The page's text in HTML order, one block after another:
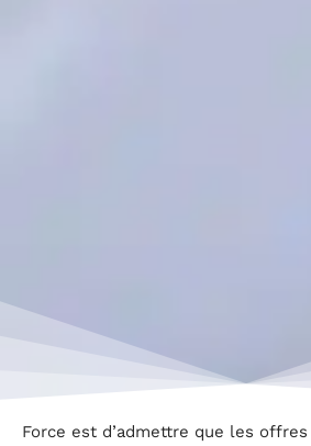
Force est d’admettre que les